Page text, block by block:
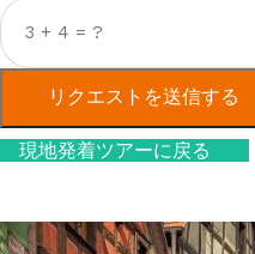
リクエストを送信する
現地発着ツアーに戻る